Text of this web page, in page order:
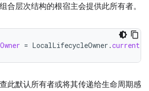
合层次结构的根宿主会提供此所有者。
= LocalLifecycleOwner .current
此默认所有者或将其传递给生命周期感